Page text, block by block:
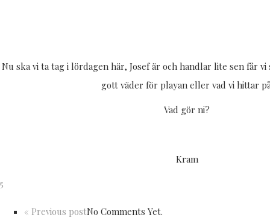
Nu ska vi ta tag i lördagen här, Josef är och handlar lite sen får
gott väder för playan eller vad vi hittar
Vad gör ni?
Kram
5
« Previous postNo Comments Yet.